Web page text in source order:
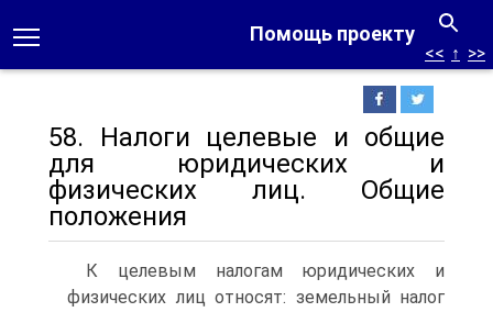
Помощь проекту
<< ↑ >>
58. Налоги целевые и общие
для юридических и
физических лиц. Общие
положения
К целевым налогам юридических и
физических лиц относят: земельный налог